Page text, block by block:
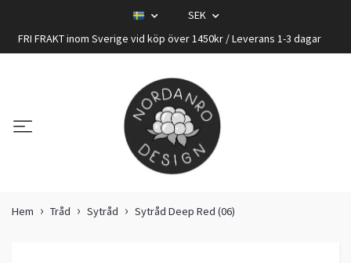
SEK
FRI FRAKT inom Sverige vid köp över 1450kr / Leverans 1-3 dagar
Hem Tråd Sytråd Sytråd Deep Red (06)